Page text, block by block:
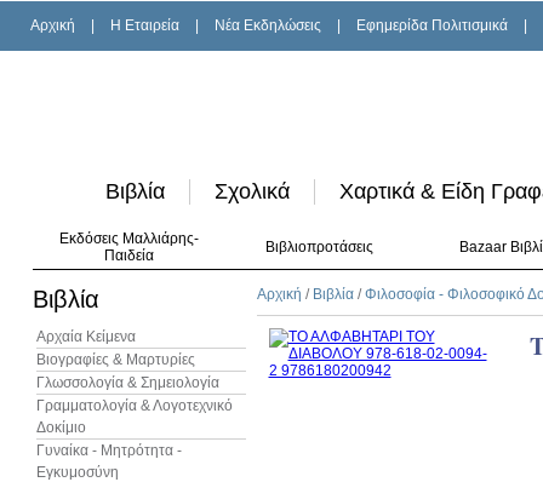
Αρχική H Εταιρεία Νέα Εκδηλώσεις Εφημερίδα Πολιτισμικά
Βιβλία Σχολικά Χαρτικά & Είδη
Εκδόσεις Μαλλιάρης-
Παιδεία
Βιβλιοπροτάσεις Bazaar
Βιβλία
Αρχαία Κείμενα
Βιογραφίες & Μαρτυρίες
Γλωσσολογία & Σημειολογία
Γραμματολογία & Λογοτεχνικό
Δοκίμιο
Γυναίκα - Μητρότητα -
Εγκυμοσύνη
Αρχική / Βιβλία /Φιλοσοφία - Φιλοσοφικό